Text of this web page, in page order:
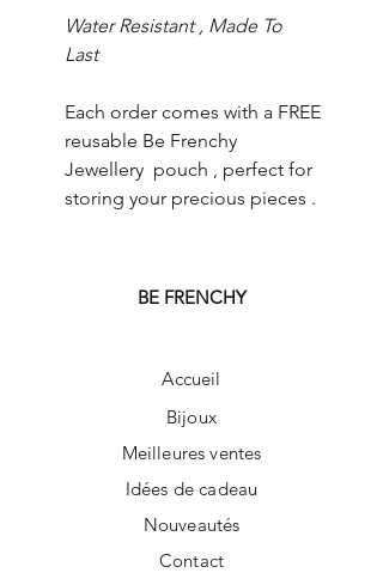
Water Resistant , Made To
Last
Each order comes with a FREE
reusable Be Frenchy
Jewellery pouch , perfect for
storing your precious pieces .
BE FRENCHY
Accueil
Bijoux
Meilleures ventes
Idées de cadeau
Nouveautés
Contact